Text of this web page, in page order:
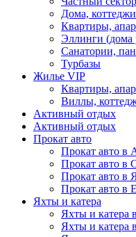
Дома, коттеджи
Квартиры,
Эллинги (дома
Санатории,
Турбазы
Жилье VIP
Квартиры,
Виллы,
Активный отдых
Активный отдых
Прокат авто
Прокат авто в
Прокат авто в
Прокат авто в
Прокат авто в
Яхты и катера
Яхты и катера
Яхты и катера